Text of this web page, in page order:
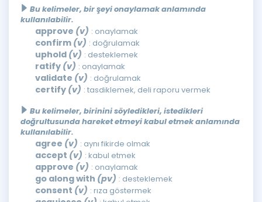
Bu kelimeler, bir şeyi onaylamak anlamında
kullanılabilir.
approve (v) : onaylamak
confirm (v) : doğrulamak
uphold (v) : desteklemek
ratify (v) : onaylamak
validate (v) : doğrulamak
certify (v) : tasdiklemek, deli raporu vermek
Bu kelimeler, birinini söyledikleri, istedikleri
doğrultusunda hareket etmeyi kabul etmek anlamında
kullanılabilir.
agree (v) : aynı fikirde olmak
accept (v) : kabul etmek
approve (v) : onaylamak
go along with (pv) : desteklemek
consent (v) : rıza göstermek